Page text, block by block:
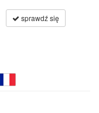
sprawdź się